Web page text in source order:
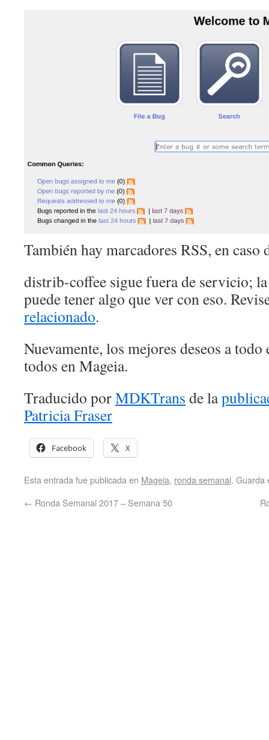
También hay marcadores RSS, en caso
distrib-coffee sigue fuera de servicio;
puede tener algo que ver con eso.
relacionado.
Nuevamente, los mejores deseos a
todos en Mageia.
Traducido porMDKTrans de la
Patricia Fraser
Facebook X
Esta entrada fue publicada en Mageia, ronda semanal. Guarda
← Ronda Semanal 2017 – Semana 50